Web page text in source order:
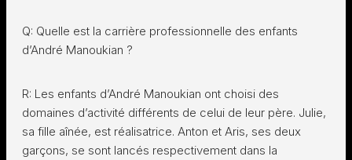
Q: Quelle est la carrière professionnelle des enfants
d’André Manoukian ?
R: Les enfants d’André Manoukian ont choisi des
domaines d’activité différents de celui de leur père. Julie,
sa fille aînée, est réalisatrice. Anton et Aris, ses deux
garçons, se sont lancés respectivement dans la